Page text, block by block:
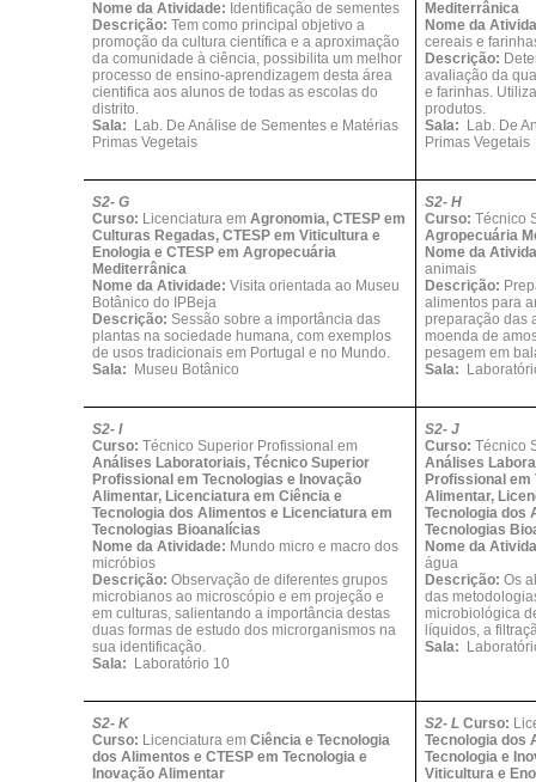
Nome da Atividade: Identificação de sementes
Descrição: Tem como principal objetivo a
promoção da cultura científica e a aproximação
da comunidade à ciência, possibilita um melhor
processo de ensino-aprendizagem desta área
cientifica aos alunos de todas as escolas do
distrito.
Sala:
Lab. De Análise de Sementes e Matérias
Primas Vegetais
Mediterrânica
Nome da
cereais e
Descrição:
avaliação da
e farinhas.
produtos.
Sala:
Lab. De
Primas Vegetais
S2- G
Curso: Licenciatura emAgronomia, CTESP em
Culturas Regadas, CTESP em Viticultura e
Enologia e CTESP em Agropecuária
Mediterrânica
Nome da Atividade: Visita orientada ao Museu
Botânico do IPBeja
Descrição: Sessão sobre a importância das
plantas na sociedade humana, com exemplos
de usos tradicionais em Portugal e no Mundo.
Sala:
Museu Botânico
S2- H
Curso:Técnico
Agropecuária
Nome da
animais
Descrição:
alimentos para
preparação das
moenda de
pesagem em
Sala:
S2- I
Curso:Técnico Superior Profissional em
Análises Laboratoriais, Técnico Superior
Profissional em Tecnologias e Inovação
Alimentar, Licenciatura em Ciência e
Tecnologia dos Alimentos e Licenciatura em
Tecnologias Bioanalícias
Nome da Atividade: Mundo micro e macro dos
micróbios
Descrição: Observação de diferentes grupos
microbianos ao microscópio e em projeção e
em culturas, salientando a importância destas
duas formas de estudo dos microrganismos na
sua identificação.
Sala:
Laboratório 10
S2- J
Curso:Técnico
Análises
Profissional em
Alimentar,
Tecnologia dos
Tecnologias
Nome da
água
Descrição: Os
das
microbiológica
líquidos, a
Sala:
S2- K
Curso: Licenciatura emCiência e Tecnologia
dos Alimentos e CTESP em Tecnologia e
Inovação Alimentar
S2- LCurso:
Tecnologia dos
Tecnologia e
Viticultura e